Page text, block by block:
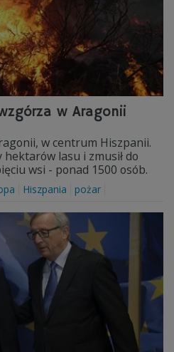
w Aragonii
w centrum Hiszpanii.
hektarów lasu i zmusił do
wsi - ponad 1500 osób.
Hiszpania pożar